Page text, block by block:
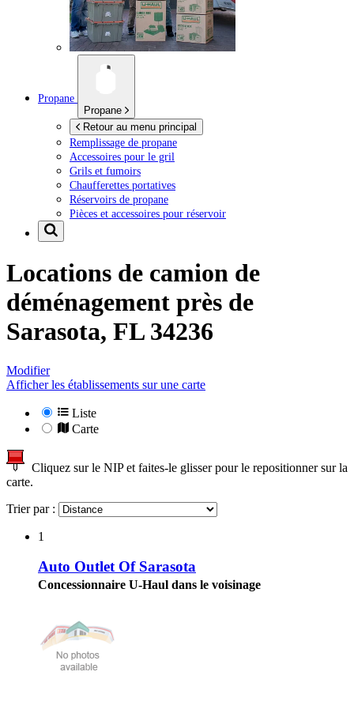
Propane
Propane
Retour au menu principal
Remplissage de propane
Accessoires pour le gril
Grils et fumoirs
Chaufferettes portatives
Réservoirs de propane
Pièces et accessoires pour réservoir
Locations de camion de
déménagement près de
Sarasota, FL 34236
Modifier
Afficher les établissements sur une carte
Liste
Carte
Cliquez sur le NIP et faites-le glisser pour le repositionner sur la
carte.
Trier par :
1
Auto Outlet Of Sarasota
Concessionnaire U-Haul dans le voisinage